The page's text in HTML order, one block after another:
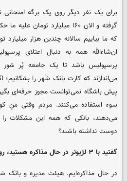
گرفته و الان ۱۶۰ میلیارد
که ما بیاییم سالانه چندین هزار
ان‌شاءالله همه به دنبال اعتلای
پرسپولیس باشد تا یک جامعه پُر شور
می‌اندازند که کارت بانک شهر را
پیش باشگاه نمی‌توانست مجوز حرفه‌ای
سوء استفاده می‌کنند. مردم وقتی منِ
می‌دهند، بانکی که همه این مشکلات
دوست نداشته باشند؟
گفتید با ۳ لژیونر در حال مذاکره هستید، روند مذاکرات به کجا رسید؟
در حال مذاکره‌ایم. هیئت مدیره و بانک